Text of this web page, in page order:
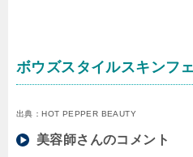
ボウズスタイルスキンフ
出典：HOT PEPPER BEAUTY
美容師さんのコメント